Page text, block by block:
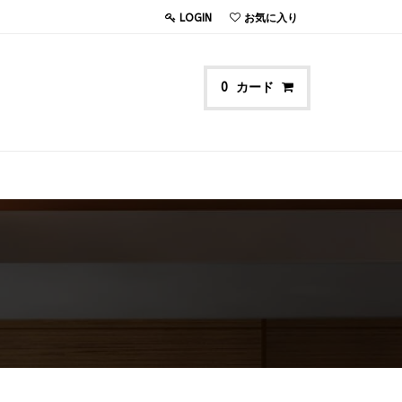
LOGIN お気に入り
0 カード